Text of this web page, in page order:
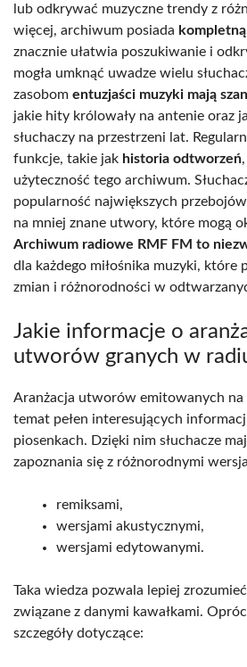
lub odkrywać muzyczne trendy z
więcej, archiwum posiada
znacznie ułatwia poszukiwanie i
mogła umknąć uwadze wielu
zasobom entuzjaści muzyki mają
jakie hity królowały na antenie oraz
słuchaczy na przestrzeni lat.
funkcje, takie jak historia odtworzeń
użyteczność tego archiwum.
popularność największych
na mniej znane utwory, które mogą
Archiwum radiowe RMF FM to
dla każdego miłośnika muzyki, które
zmian i różnorodności w
Jakie informacje o
utworów granych w
Aranżacja utworów emitowanych na
temat pełen interesujących
piosenkach. Dzięki nim słuchacze
zapoznania się z różnorodnymi
remiksami,
wersjami akustycznymi,
wersjami edytowanymi.
Taka wiedza pozwala lepiej
związane z danymi kawałkami.
szczegóły dotyczące: